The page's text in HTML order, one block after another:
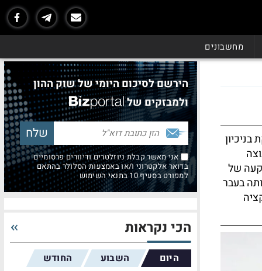
מחשבונים
בניכיון
של
בעבר
הירשם לסיכום היומי של שוק ההון
ולמבזקים של
אני מאשר קבלת ניוזלטרים ודיוורים פרסומיים
בדואר אלקטרוני ו/או באמצעות הסלולר בהתאם
למפורט בסעיף 10 בתנאי השימוש
הכי נקראות
היום השבוע החודש